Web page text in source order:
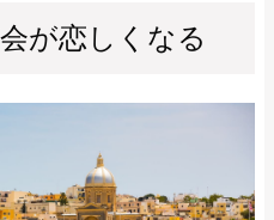
が恋しくなる